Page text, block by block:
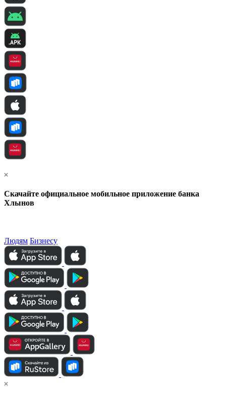
Скачайте официальное мобильное приложение банка
Хлынов
Людям Бизнесу